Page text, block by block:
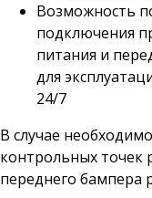
Возможность
подключения
питания и
для
24/7
В случае
контрольных точек
переднего бампера